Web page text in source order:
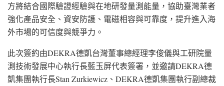
方將結合國際驗證經驗與在地研發量測能量，協助臺灣業者
強化產品安全、資安防護、電磁相容與可靠度，提升進入海
外市場的可信度與競爭力。
此次簽約由DEKRA德凱台灣董事總經理李俊儀與工研院量
測技術發展中心執行長藍玉屏代表簽署，並邀請DEKRA德
凱集團執行長StanZurkiewicz、DEKRA德凱集團執行副總裁